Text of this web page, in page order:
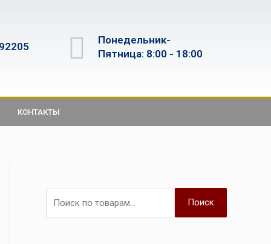
Понедельник-
Пятница: 8:00 - 18:00
КОНТАКТЫ
Поиск